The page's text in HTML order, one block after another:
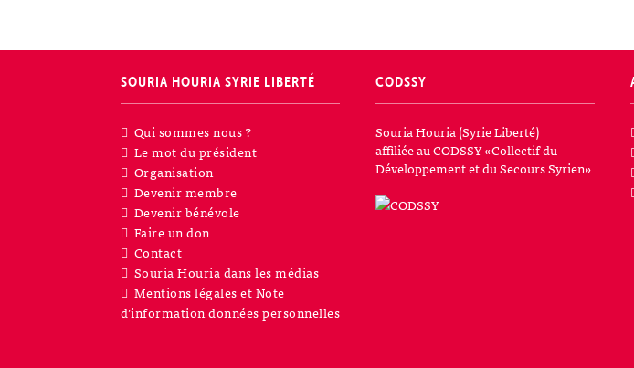
SOURIA HOURIA SYRIE LIBERTÉ
Qui sommes nous ?
Le mot du président
Organisation
Devenir membre
Devenir bénévole
Faire un don
Contact
Souria Houria dans les médias
Mentions légales et Note
d’information données personnelles
CODSSY
Souria Houria (Syrie Liberté)
affiliée au CODSSY «Collectif du
Développement et du Secours Syrien»